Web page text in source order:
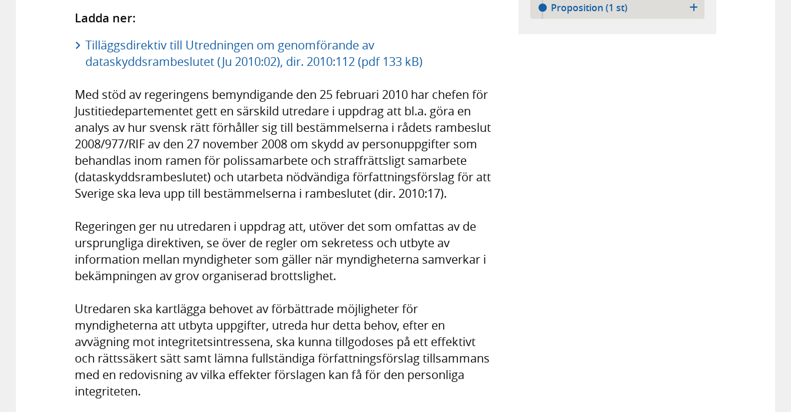
Ladda ner:
Tilläggsdirektiv till Utredningen om genomförande av
dataskyddsrambeslutet (Ju 2010:02), dir. 2010:112 (pdf 133 kB)
Med stöd av regeringens bemyndigande den 25 februari 2010 har chefen för
Justitiedepartementet gett en särskild utredare i uppdrag att bl.a. göra en
analys av hur svensk rätt förhåller sig till bestämmelserna i rådets rambeslut
2008/977/RIF av den 27 november 2008 om skydd av personuppgifter som
behandlas inom ramen för polissamarbete och straffrättsligt samarbete
(dataskyddsrambeslutet) och utarbeta nödvändiga författningsförslag för att
Sverige ska leva upp till bestämmelserna i rambeslutet (dir. 2010:17).
Regeringen ger nu utredaren i uppdrag att, utöver det som omfattas av de
ursprungliga direktiven, se över de regler om sekretess och utbyte av
information mellan myndigheter som gäller när myndigheterna samverkar i
bekämpningen av grov organiserad brottslighet.
Utredaren ska kartlägga behovet av förbättrade möjligheter för
myndigheterna att utbyta uppgifter, utreda hur detta behov, efter en
avvägning mot integritetsintressena, ska kunna tillgodoses på ett effektivt
och rättssäkert sätt samt lämna fullständiga författningsförslag tillsammans
med en redovisning av vilka effekter förslagen kan få för den personliga
integriteten.
Proposition (1 st)